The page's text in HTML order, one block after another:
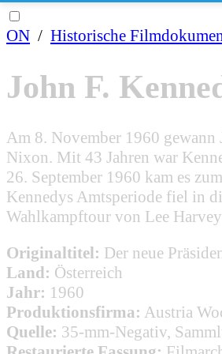
ON / Historische
John F.
Am 8. November 1960 gewann
Nixon. Mit 43 Jahren war
26. September 1960 kam es
Kennedys Amtsperiode fiel in
Wahlkampftour von Lee
Originaltitel: Der neue
Land: Österreich
Jahr: 1960
Produktionsfirma: Austria
Quelle: 35-mm-Negativ,